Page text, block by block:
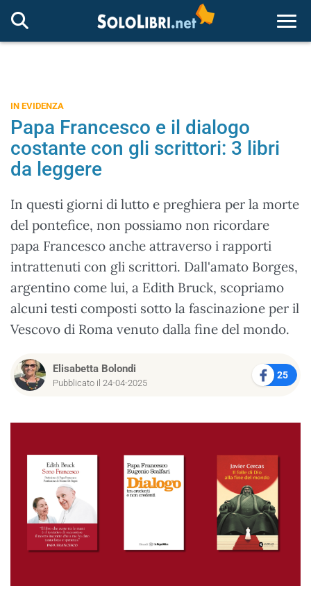
IN EVIDENZA
Papa Francesco e il dialogo
costante con gli scrittori: 3 libri
da leggere
In questi giorni di lutto e preghiera per la morte
del pontefice, non possiamo non ricordare
papa Francesco anche attraverso i rapporti
intrattenuti con gli scrittori. Dall'amato Borges,
argentino come lui, a Edith Bruck, scopriamo
alcuni testi composti sotto la fascinazione per il
Vescovo di Roma venuto dalla fine del mondo.
Elisabetta Bolondi
Pubblicato il 24-04-2025
25